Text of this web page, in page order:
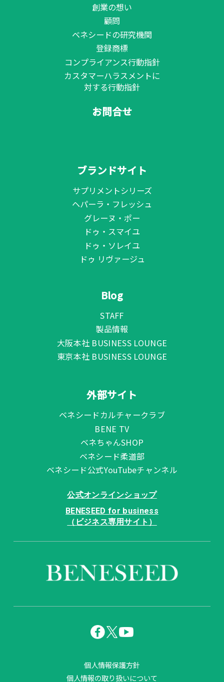
創業の想い
顧問
ベネシードの研究機関
登録商標
コンプライアンス行動指針
カスタマーハラスメントに
対する行動指針
お問合せ
ブランドサイト
サプリメントシリーズ
ヘパーラ・フレッシュ
グレーヌ・ポー
ドゥ・スマイユ
ドゥ・ソレイユ
ドゥ リヴァージュ
Blog
STAFF
製品情報
大阪本社 BUSINESS LOUNGE
東京本社 BUSINESS LOUNGE
外部サイト
ベネシードカルチャークラブ
BENE TV
ベネちゃんSHOP
ベネシード柔道部
ベネシード公式YouTubeチャンネル
公式オンラインショップ
BENESEED for business
（ビジネス専用サイト）
個人情報保護方針
個人情報の取り扱いについて